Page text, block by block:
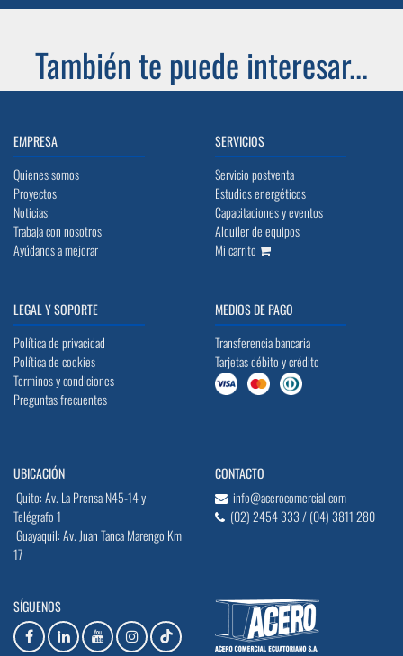
También te puede interesar...
EMPRESA
Quienes somos
Proyectos
Noticias
Trabaja con nosotros
Ayúdanos a mejorar
SERVICIOS
Servicio postventa
Estudios energéticos
Capacitaciones y eventos
Alquiler de equipos
Mi carrito
LEGAL Y SOPORTE
Política de privacidad
Política de cookies
Terminos y condiciones
Preguntas frecuentes
MEDIOS DE PAGO
Transferencia bancaria
Tarjetas débito y crédito
UBICACIÓN
Quito: Av. La Prensa N45-14 y
Telégrafo 1
Guayaquil: Av. Juan Tanca Marengo Km
17
CONTACTO
info@acerocomercial.com
(02) 2454 333 / (04) 3811 280
SÍGUENOS